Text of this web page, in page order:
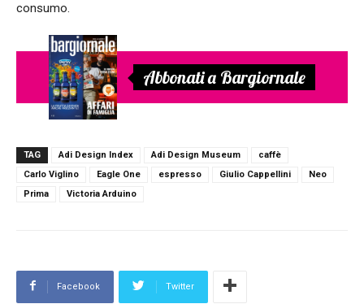
consumo.
Abbonati a Bargiornale
TAG Adi Design Index Adi Design Museum
caffè
Carlo Viglino
Eagle One espresso Giulio Cappellini
Neo
Prima
Victoria Arduino
Facebook Twitter